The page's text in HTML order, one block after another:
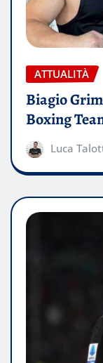
ATTUALITÀ
Biagio
Boxing
Luca